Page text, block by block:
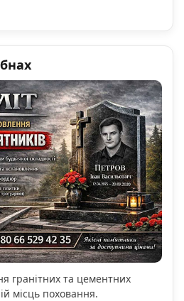
гранітних та цементних
місць поховання.